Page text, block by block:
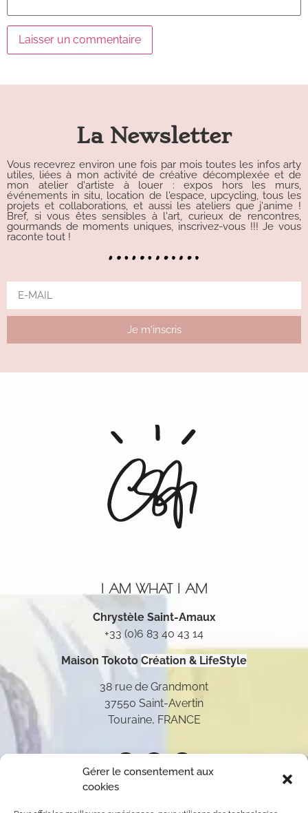
Gérer le consentement aux
cookies
La Newsletter
Vous recevrez environ une fois par mois toutes les infos arty
utiles, liées à mon activité de créative décomplexée et de
mon atelier d'artiste à louer : expos hors les murs,
événements in situ, location de l'espace, upcycling, tous les
projets et collaborations, et aussi les ateliers que j'anime !
Bref, si vous êtes sensibles à l'art, curieux de rencontres,
gourmands de moments uniques, inscrivez-vous !!! Je vous
raconte tout !
Je m'inscris
I AM WHAT I AM
Chrystèle Saint-Amaux
+33 (0)6 83 40 43 14
Maison Tokoto Création & LifeStyle
38 rue de Grandmont
37550 Saint-Avertin
Touraine, FRANCE